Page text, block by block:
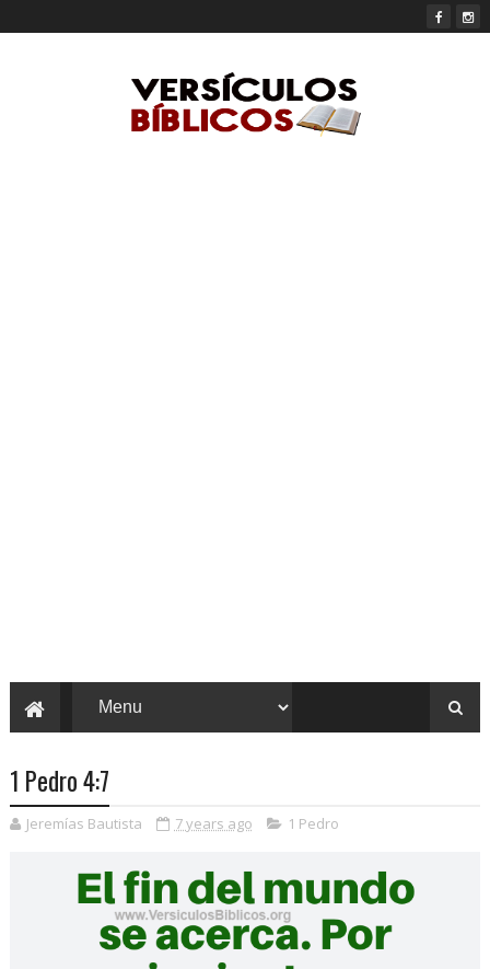
1 Pedro 4:7
Jeremías Bautista 7 years ago 1 Pedro